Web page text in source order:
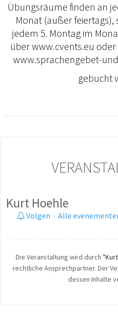
Übungsräume finden an
Monat (außer feiertags),
jedem 5. Montag im
über www.cvents.eu
www.sprachengebet-
gebucht
Kurt Hoehle
Volgen · Alle
Die Veranstaltung wird durch
rechtliche Ansprechpartner. Der
dessen Inhalte